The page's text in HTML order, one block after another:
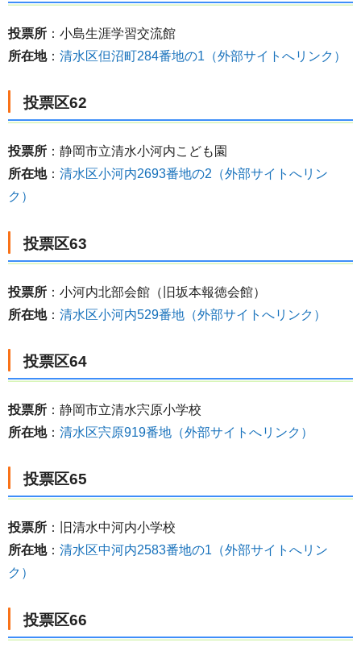
投票所 ：小島生涯学習交流館
所在地： 清水区但沼町284番地の1（外部サイトへリンク）
投票区62
投票所 ：静岡市立清水小河内こども園
所在地： 清水区小河内2693番地の2（外部サイトへリン
ク）
投票区63
投票所 ：小河内北部会館（旧坂本報徳会館）
所在地： 清水区小河内529番地（外部サイトへリンク）
投票区64
投票所 ：静岡市立清水宍原小学校
所在地： 清水区宍原919番地（外部サイトへリンク）
投票区65
投票所 ：旧清水中河内小学校
所在地： 清水区中河内2583番地の1（外部サイトへリン
ク）
投票区66